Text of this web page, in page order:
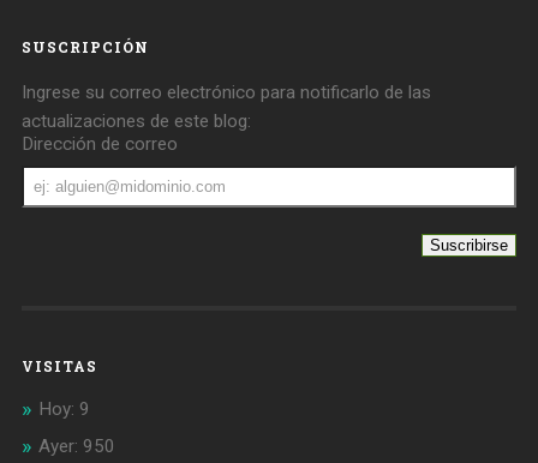
SUSCRIPCIÓN
Ingrese su correo electrónico para notificarlo de las
actualizaciones de este blog:
Dirección de correo
Dirección
de
correo
VISITAS
Hoy: 9
Ayer: 950